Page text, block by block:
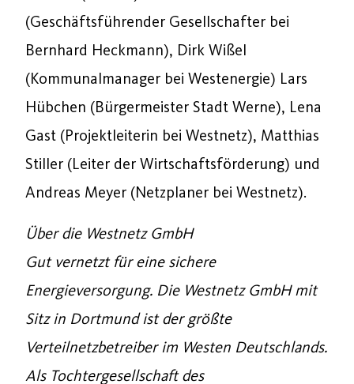
(Geschäftsführender Gesellschafter bei
Bernhard Heckmann), Dirk Wißel
(Kommunalmanager bei Westenergie) Lars
Hübchen (Bürgermeister Stadt Werne), Lena
Gast (Projektleiterin bei Westnetz), Matthias
Stiller (Leiter der Wirtschaftsförderung) und
Andreas Meyer (Netzplaner bei Westnetz).
Über die Westnetz GmbH
Gut vernetzt für eine sichere
Energieversorgung. Die Westnetz GmbH mit
Sitz in Dortmund ist der größte
Verteilnetzbetreiber im Westen Deutschlands.
Als Tochtergesellschaft des